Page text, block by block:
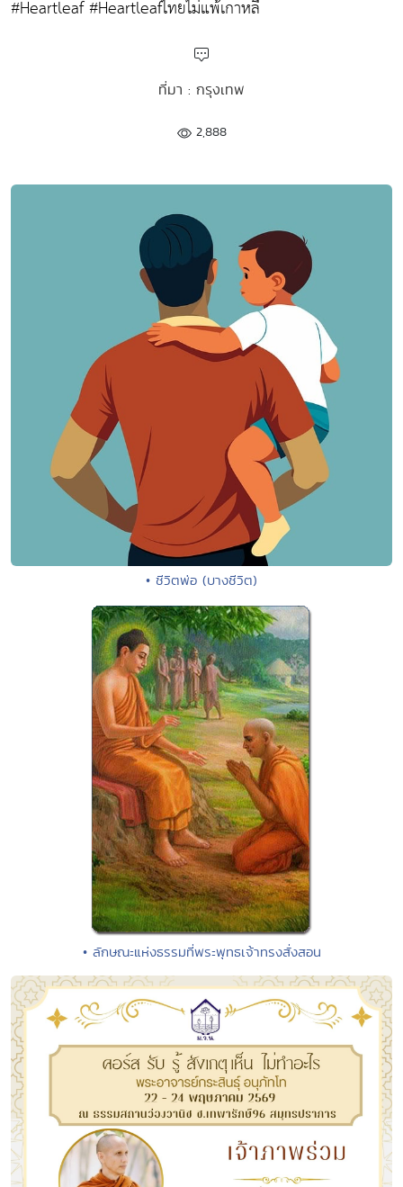
#Heartleaf #Heartleafไทยไม่แพ้เกาหลี
ที่มา : กรุงเทพ
2,888
• ชีวิตพ่อ (บางชีวิต)
• ลักษณะแห่งธรรมที่พระพุทธเจ้าทรงสั่งสอน